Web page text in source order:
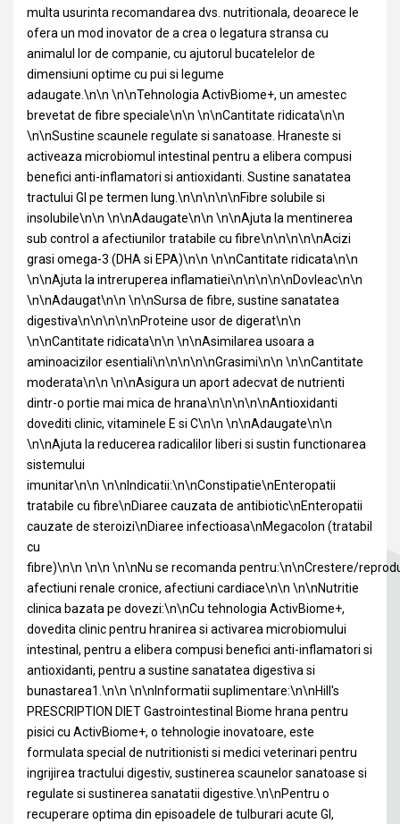
multa usurinta recomandarea dvs. nutritionala, deoarece le
ofera un mod inovator de a crea o legatura stransa cu
animalul lor de companie, cu ajutorul bucatelelor de
dimensiuni optime cu pui si legume
adaugate.\n\n \n\nTehnologia ActivBiome+, un amestec
brevetat de fibre speciale\n\n \n\nCantitate ridicata\n\n
\n\nSustine scaunele regulate si sanatoase. Hraneste si
activeaza microbiomul intestinal pentru a elibera compusi
benefici anti-inflamatori si antioxidanti. Sustine sanatatea
tractului GI pe termen lung.\n\n\n\n\nFibre solubile si
insolubile\n\n \n\nAdaugate\n\n \n\nAjuta la mentinerea
sub control a afectiunilor tratabile cu fibre\n\n\n\n\nAcizi
grasi omega-3 (DHA si EPA)\n\n \n\nCantitate ridicata\n\n
\n\nAjuta la intreruperea inflamatiei\n\n\n\n\nDovleac\n\n
\n\nAdaugat\n\n \n\nSursa de fibre, sustine sanatatea
digestiva\n\n\n\n\nProteine usor de digerat\n\n
\n\nCantitate ridicata\n\n \n\nAsimilarea usoara a
aminoacizilor esentiali\n\n\n\n\nGrasimi\n\n \n\nCantitate
moderata\n\n \n\nAsigura un aport adecvat de nutrienti
dintr-o portie mai mica de hrana\n\n\n\n\nAntioxidanti
dovediti clinic, vitaminele E si C\n\n \n\nAdaugate\n\n
\n\nAjuta la reducerea radicalilor liberi si sustin functionarea
sistemului
imunitar\n\n \n\nIndicatii:\n\nConstipatie\nEnteropatii
tratabile cu fibre\nDiaree cauzata de antibiotic\nEnteropatii
cauzate de steroizi\nDiaree infectioasa\nMegacolon (tratabil
cu
fibre)\n\n \n\n \n\nNu se recomanda pentru:\n\nCrestere/
afectiuni renale cronice, afectiuni cardiace\n\n \n\nNutritie
clinica bazata pe dovezi:\n\nCu tehnologia ActivBiome+,
dovedita clinic pentru hranirea si activarea microbiomului
intestinal, pentru a elibera compusi benefici anti-inflamatori si
antioxidanti, pentru a sustine sanatatea digestiva si
bunastarea1.\n\n \n\nInformatii suplimentare:\n\nHill's
PRESCRIPTION DIET Gastrointestinal Biome hrana pentru
pisici cu ActivBiome+, o tehnologie inovatoare, este
formulata special de nutritionisti si medici veterinari pentru
ingrijirea tractului digestiv, sustinerea scaunelor sanatoase si
regulate si sustinerea sanatatii digestive.\n\nPentru o
recuperare optima din episoadele de tulburari acute GI,